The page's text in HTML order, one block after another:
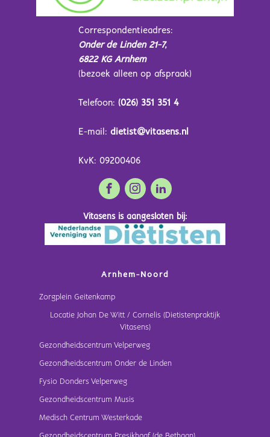
Correspondentieadres:
Onder de Linden 21-7,
6822 KG Arnhem
(bezoek alleen op afspraak)
Telefoon: (026) 351 351 4
E-mail: dietist@vitasens.nl
KvK: 09200406
Vitasens is aangesloten bij:
Arnhem-Noord
Zorgplein Geitenkamp
Locatie Johan De Witt / Cornelis (Dietistenpraktijk
Vitasens)
Gezondheidscentrum Velperweg
Gezondheidscentrum Onder de Linden
Fysio Donders Velperweg
Gezondheidscentrum Musis
Medisch Centrum Westerkade